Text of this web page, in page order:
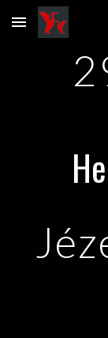
Skip to main